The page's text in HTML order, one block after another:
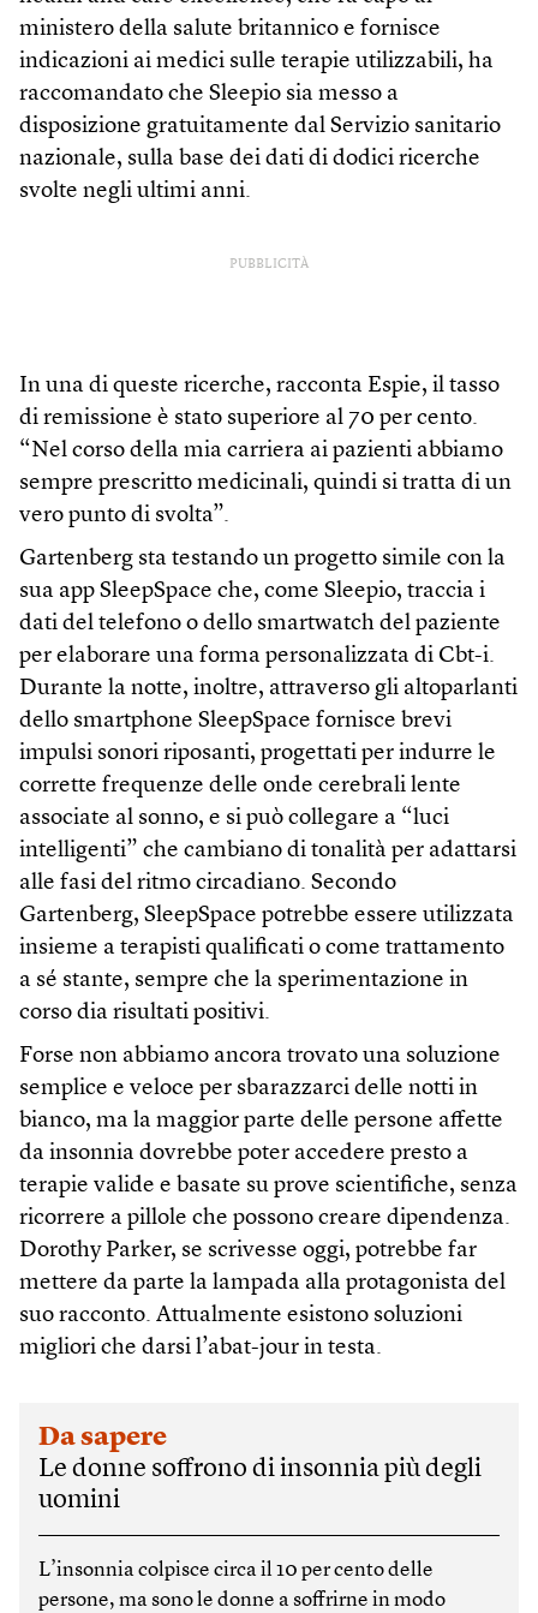
ministero della salute britannico e fornisce
indicazioni ai medici sulle terapie utilizzabili, ha
raccomandato che Sleepio sia messo a
disposizione gratuitamente dal Servizio sanitario
nazionale, sulla base dei dati di dodici ricerche
svolte negli ultimi anni.
PUBBLICITÀ
In una di queste ricerche, racconta Espie, il tasso
di remissione è stato superiore al 70 per cento.
“Nel corso della mia carriera ai pazienti abbiamo
sempre prescritto medicinali, quindi si tratta di un
vero punto di svolta”.
Gartenberg sta testando un progetto simile con la
sua app SleepSpace che, come Sleepio, traccia i
dati del telefono o dello smartwatch del paziente
per elaborare una forma personalizzata di Cbt-i.
Durante la notte, inoltre, attraverso gli altoparlanti
dello smartphone SleepSpace fornisce brevi
impulsi sonori riposanti, progettati per indurre le
corrette frequenze delle onde cerebrali lente
associate al sonno, e si può collegare a “luci
intelligenti” che cambiano di tonalità per adattarsi
alle fasi del ritmo circadiano. Secondo
Gartenberg, SleepSpace potrebbe essere utilizzata
insieme a terapisti qualificati o come trattamento
a sé stante, sempre che la sperimentazione in
corso dia risultati positivi.
Forse non abbiamo ancora trovato una soluzione
semplice e veloce per sbarazzarci delle notti in
bianco, ma la maggior parte delle persone affette
da insonnia dovrebbe poter accedere presto a
terapie valide e basate su prove scientifiche, senza
ricorrere a pillole che possono creare dipendenza.
Dorothy Parker, se scrivesse oggi, potrebbe far
mettere da parte la lampada alla protagonista del
suo racconto. Attualmente esistono soluzioni
migliori che darsi l’abat-jour in testa.
Da sapere
Le donne soffrono di insonnia più degli
uomini
L’insonnia colpisce circa il 10 per cento delle
persone, ma sono le donne a soffrirne in modo